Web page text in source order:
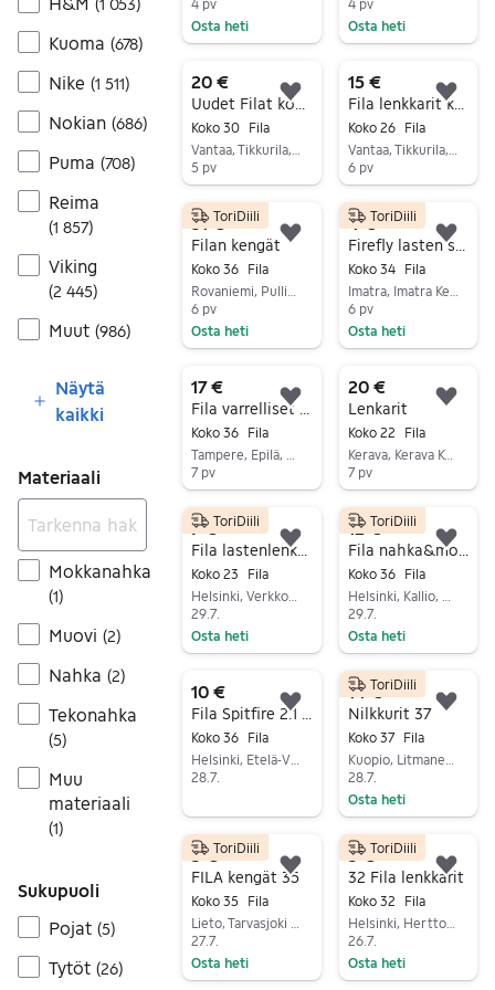
Kuoma (678)
Nike (1 511)
Nokian (686)
Puma (708)
Reima
(1 857)
Viking
(2 445)
Muut (986)
Näytä
kaikki
Materiaali
Mokkanahka
(1)
Muovi (2)
Nahka (2)
Tekonahka
(5)
Muu
materiaali
(1)
Sukupuoli
Pojat (5)
Tytöt (26)
4 pv
Osta heti
4 pv
Osta heti
20 €
Koko 30
Fila
5 pv
Lisää suosikiksi.
15 €
Fila lenkkarit kokoa 26
Koko 26
Fila
6 pv
31 €
Filan kengät
Koko 36
Fila
6 pv
Osta heti
ToriDiili
Lisää suosikiksi.
4 €
Koko 34
Fila
6 pv
Osta heti
ToriDiili
17 €
Koko 36
Fila
7 pv
Lisää suosikiksi.
20 €
Lenkarit
Koko 22
Fila
Kerava, Kerava Keskus, Uusimaa
7 pv
7 €
Koko 23
Fila
29.7.
Osta heti
ToriDiili
Lisää suosikiksi.
12 €
Koko 36
Fila
29.7.
Osta heti
ToriDiili
10 €
Koko 36
Fila
28.7.
Lisää suosikiksi.
14 €
Nilkkurit 37
Koko 37
Fila
28.7.
Osta heti
ToriDiili
5 €
FILA kengät 35
Koko 35
Fila
27.7.
Osta heti
ToriDiili
Lisää suosikiksi.
5 €
32 Fila lenkkarit
Koko 32
Fila
Helsinki, Herttoniemi, Uusimaa
26.7.
Osta heti
ToriDiili